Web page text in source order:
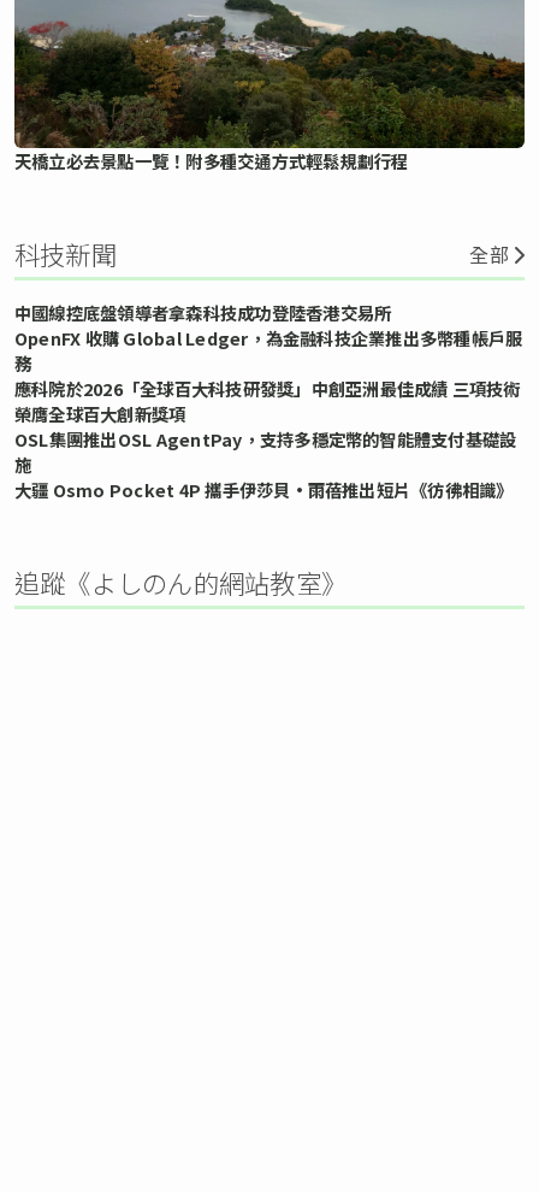
天橋立必去景點一覽！附多種交通方式輕鬆規劃行程
科技新聞 全部
中國線控底盤領導者拿森科技成功登陸香港交易所
OpenFX 收購 Global Ledger，為金融科技企業推出多幣種帳戶服
務
應科院於2026「全球百大科技研發獎」中創亞洲最佳成績 三項技術
榮膺全球百大創新獎項
OSL集團推出OSL AgentPay，支持多穩定幣的智能體支付基礎設
施
大疆 Osmo Pocket 4P 攜手伊莎貝•雨蓓推出短片《彷彿相識》
追蹤《よしのん的網站教室》